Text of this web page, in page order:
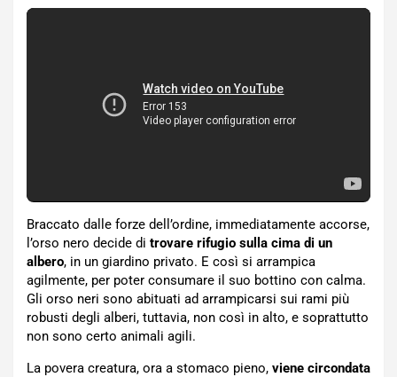
Braccato dalle forze dell’ordine, immediatamente accorse,
l’orso nero decide di trovare rifugio sulla cima di un
albero, in un giardino privato. E così si arrampica
agilmente, per poter consumare il suo bottino con calma.
Gli orso neri sono abituati ad arrampicarsi sui rami più
robusti degli alberi, tuttavia, non così in alto, e soprattutto
non sono certo animali agili.
La povera creatura, ora a stomaco pieno, viene circondata